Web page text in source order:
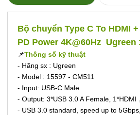
Bộ chuyển Type C To HDMI
PD Power 4K@60Hz Ugreen
📌Thông số kỹ thuật
- Hãng sx : Ugreen
- Model : 15597 - CM511
- Input: USB-C Male
- Output: 3*USB 3.0 A Female, 1*HDMI
- USB 3.0 standard, speed up to